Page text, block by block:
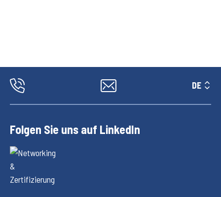
DE
Folgen Sie uns auf LinkedIn